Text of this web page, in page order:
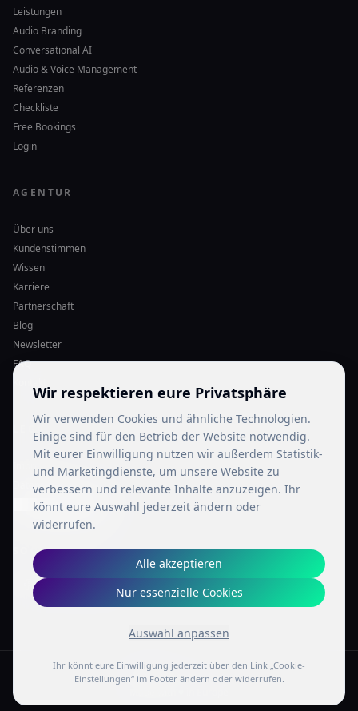
Leistungen
Audio Branding
Conversational AI
Audio & Voice Management
Referenzen
Checkliste
Free Bookings
Login
AGENTUR
Über uns
Kundenstimmen
Wissen
Karriere
Partnerschaft
Blog
Newsletter
FAQ
LEGAL
Impressum
Datenschutz
Cookie-Einstellungen
SOCIAL MEDIA
© 2002 – 2026
Wir respektieren eure Privatsphäre
Wir verwenden Cookies und ähnliche Technologien.
Einige sind für den Betrieb der Website notwendig.
Mit eurer Einwilligung nutzen wir außerdem Statistik-
und Marketingdienste, um unsere Website zu
verbessern und relevante Inhalte anzuzeigen. Ihr
könnt eure Auswahl jederzeit ändern oder
widerrufen.
Alle akzeptieren
Nur essenzielle Cookies
Auswahl anpassen
Ihr könnt eure Einwilligung jederzeit über den Link „Cookie-
Einstellungen“ im Footer ändern oder widerrufen.